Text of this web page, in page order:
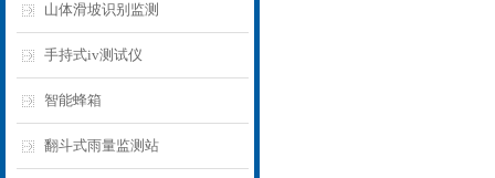
山体滑坡识别监测
手持式iv测试仪
智能蜂箱
翻斗式雨量监测站